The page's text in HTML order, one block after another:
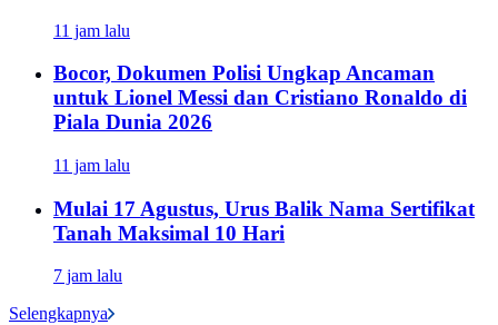
11 jam lalu
Bocor, Dokumen Polisi Ungkap Ancaman
untuk Lionel Messi dan Cristiano Ronaldo di
Piala Dunia 2026
11 jam lalu
Mulai 17 Agustus, Urus Balik Nama Sertifikat
Tanah Maksimal 10 Hari
7 jam lalu
Selengkapnya